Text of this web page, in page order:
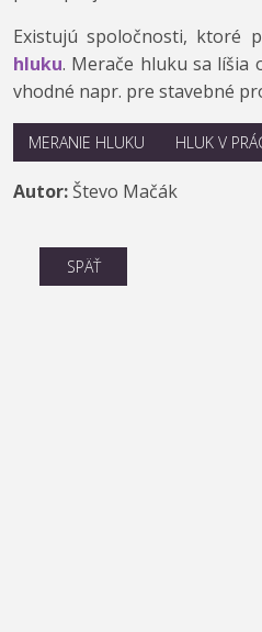
Existujú spoločnosti, ktoré
hluku. Merače hluku sa líšia
vhodné napr. pre stavebné
MERANIE HLUKU HLUK V
Autor: Števo Mačák
SPÄŤ